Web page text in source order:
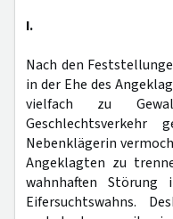
I.
Nach den
in der Ehe des
vielfach zu
Nebenklägerin
Angeklagten zu
wahnhaften
Eifersuchtswahns.